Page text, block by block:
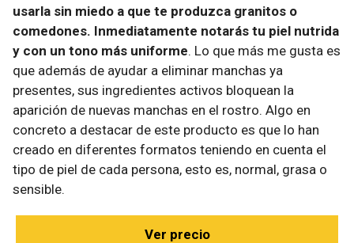
usarla sin miedo a que te produzca granitos o
comedones. Inmediatamente notarás tu piel nutrida
y con un tono más uniforme. Lo que más me gusta es
que además de ayudar a eliminar manchas ya
presentes, sus ingredientes activos bloquean la
aparición de nuevas manchas en el rostro. Algo en
concreto a destacar de este producto es que lo han
creado en diferentes formatos teniendo en cuenta el
tipo de piel de cada persona, esto es, normal, grasa o
sensible.
Ver precio